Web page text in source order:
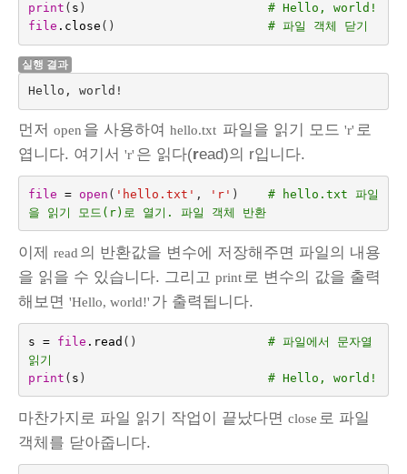
print ( s )
# Hello, world!
file . close () # 파일 객체 닫기
실행 결과
먼저 open 을 사용하여 hello.txt 파일을 읽기 모드 'r' 로
엽니다. 여기서 'r' 은 읽다(read)의 r입니다.
file = open ( 'hello.txt' , 'r' )
# hello.txt 파일
을 읽기 모드(r)로 열기. 파일 객체 반환
이제 read 의 반환값을 변수에 저장해주면 파일의 내용
을 읽을 수 있습니다. 그리고 print로 변수의 값을 출력
해보면 'Hello, world!' 가 출력됩니다.
s = file . read ()
# 파일에서 문자열
읽기
print ( s ) # Hello, world!
마찬가지로 파일 읽기 작업이 끝났다면 close 로 파일
객체를 닫아줍니다.